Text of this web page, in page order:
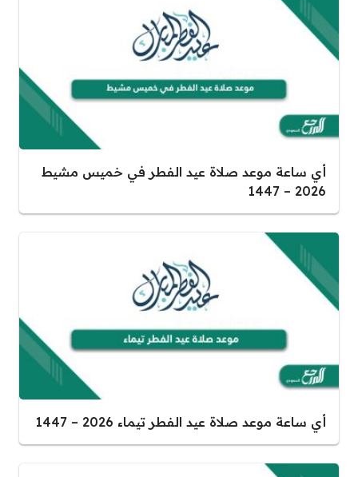
أي ساعة موعد صلاة عيد الفطر في خميس مشيط
2026 – 1447
أي ساعة موعد صلاة عيد الفطر تيماء 2026 – 1447